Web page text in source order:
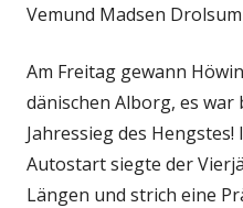
Vemund Madsen
Am Freitag gewann
dänischen Alborg, es war
Jahressieg des
Autostart siegte der
Längen und strich eine